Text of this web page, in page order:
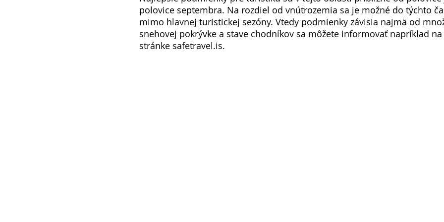
polovice septembra. Na rozdiel od vnútrozemia sa je možné do týchto
mimo hlavnej turistickej sezóny. Vtedy podmienky závisia najmä od
snehovej pokrývke a stave chodníkov sa môžete informovať napríklad
stránke safetravel.is.